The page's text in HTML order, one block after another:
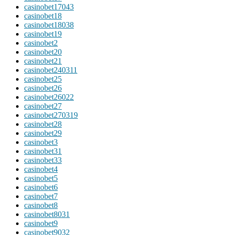
casinobet17043
casinobet18
casinobet18038
casinobet19
casinobet2
casinobet20
casinobet21
casinobet240311
casinobet25
casinobet26
casinobet26022
casinobet27
casinobet270319
casinobet28
casinobet29
casinobet3
casinobet31
casinobet33
casinobet4
casinobet5
casinobet6
casinobet7
casinobet8
casinobet8031
casinobet9
casinobet9032